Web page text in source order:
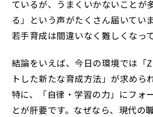
ているが、うまくいかないことが
る」という声がたくさん届いてい
若手育成は間違いなく難しくなって
結論をいえば、今日の環境では「
トした新たな育成方法」が求めら
特に、「自律・学習の力」にフォ
とが肝要です。なぜなら、現代の